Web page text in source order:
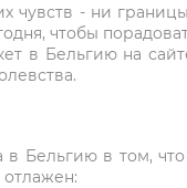
- ни
чтобы
в Бельгию на
в Бельгию в том,